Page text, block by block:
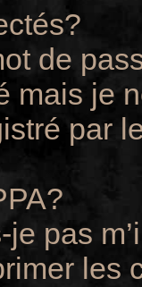
de
mais je
par
pas
les